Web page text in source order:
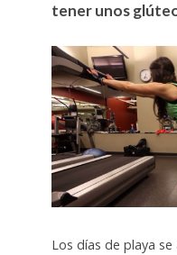
tener unos
Los días de playa